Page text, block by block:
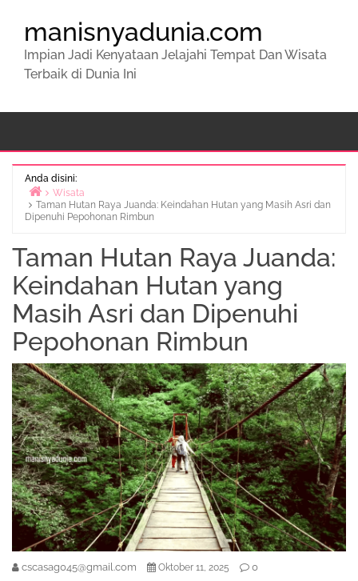
manisnyadunia.com
Impian Jadi Kenyataan Jelajahi Tempat Dan Wisata
Terbaik di Dunia Ini
Anda disini:
Beranda
Wisata
Taman Hutan Raya Juanda: Keindahan Hutan yang Masih Asri dan
Dipenuhi Pepohonan Rimbun
Taman Hutan Raya Juanda:
Keindahan Hutan yang
Masih Asri dan Dipenuhi
Pepohonan Rimbun
cscasag045@gmail.com Oktober 11, 2025 0